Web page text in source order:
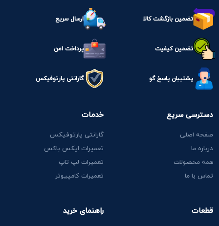
تضمین بازگشت کالا ارسال سریع
تضمین کیفیت پرداخت امن
پشتیبان پاسخ گو گارانتی پارتوفیکس
دسترسی سریع
صفحه اصلی
درباره ما
همه محصولات
تماس با ما
قطعات
خدمات
گارانتی پارتوفیکس
تعمیرات ایکس باکس
تعمیرات لپ تاپ
تعمیرات کامپیوتر
راهنمای خرید